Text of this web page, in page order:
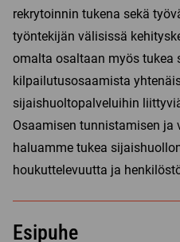
rekrytoinnin tukena sekä
työntekijän välisissä
omalta osaltaan myös tukea
kilpailutusosaamista
sijaishuoltopalveluihin
Osaamisen tunnistamisen ja
haluamme tukea
houkuttelevuutta ja
Esipuhe